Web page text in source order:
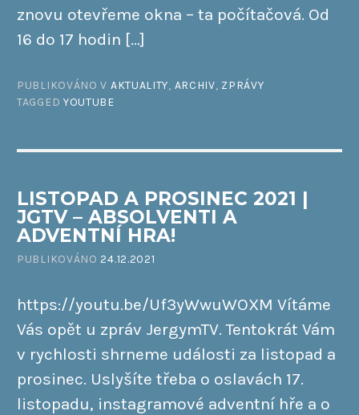
znovu otevřeme okna – ta počítačová. Od
16 do 17 hodin […]
PUBLIKOVÁNO V AKTUALITY, ARCHIV, ZPRÁVY
TAGGED YOUTUBE
LISTOPAD A PROSINEC 2021 |
JGTV – ABSOLVENTI A
ADVENTNÍ HRA!
PUBLIKOVÁNO 24.12.2021
https://youtu.be/Uf3yWwuWOXM Vítáme
Vás opět u zpráv JergymTV. Tentokrát Vám
v rychlosti shrneme události za listopad a
prosinec. Uslyšíte třeba o oslavách 17.
listopadu, instagramové adventní hře a o